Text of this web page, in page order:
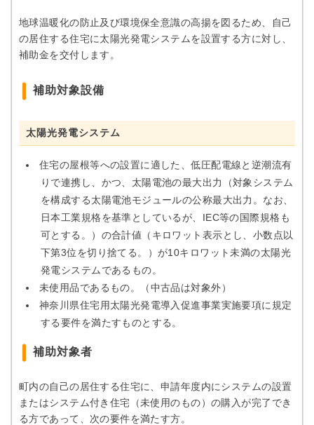
地球温暖化の防止及び環境保全意識の高揚を図るため、自己
の居住する住宅に太陽光発電システムを設置する方に対し、
補助金を交付します。
補助対象設備
太陽光発電システム
住宅の屋根等への設置に適した、低圧配電線と逆潮流有
りで連携し、かつ、太陽電池の最大出力（対象システム
を構成する太陽電池モジュールの公称最大出力。なお、
日本工業規格を基準としているが、IEC等の国際規格も
可とする。）の合計値（キロワット表示とし、小数点以
下第3位を切り捨てる。）が10キロワット未満の太陽光
発電システムであるもの。
未使用品であるもの。（中古品は対象外）
神奈川県住宅用太陽光発電導入促進事業実施要項に規定
する要件を満たすものとする。
補助対象者
町内の自己の居住する住宅に、申請年度内にシステムの設置
またはシステム付き住宅（未使用のもの）の購入が完了でき
る方であって、次の要件を満たす方。